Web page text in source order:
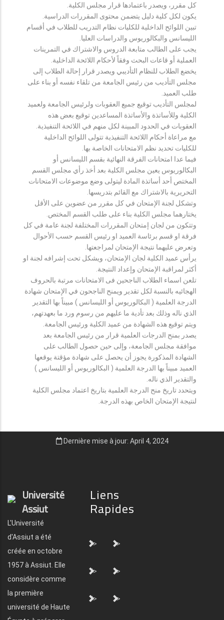
كل مقرر، ويصدر باعتمادها قرار مجلس الكلية.
يكون لكل كلية دليل يتضمن محتوى المقررات الدراسية.
تبين اللوائح الداخلية للكليات نظام التدريب للطلاب في أقسام
الليسانس والبكالوريوس والدراسات العليا.
يجب على الطالب متابعة الدروس والاشتراك في التمرينات
العملية أو قاعات البحث وفقاً لأحكام اللائحة الداخلية.
يخضع الطلاب للنظام التأديبي ويصدر قرار إحالة الطلاب إلى
مجلس التأديب من رئيس الجامعة من تلقاء نفسه أو بناء على
طلب العميد.
لمجلس التأديب توقيع جميع العقوبات ولرئيس الجامعة ولعميد
الكلية وللأساتذة والأساتذة المساعدين توقيع بعض هذه
العقوبات في الحدود المبينة لكل منهم في اللائحة التنفيذية.
مع مراعاة أحكام اللائحة التنفيذية تتولى اللوائح الداخلية
للكليات تحديد نظم الامتحانات الخاصة بها.
فيما عدا امتحانات الفرقة النهائية بقسم الليسانس أو
البكالوريوس يعين مجلس الكلية بعد أخذ رأي مجلس القسم
المختص أحد أساتذة المادة ليتولى وضع موضوعات الامتحانات
التحريرية بالاشتراك مع القائم بتدريسها.
وتشكل لجنة الإمتحان في كل مقرر من عضوين على الأقل
يختارهما مجلس الكلية بناء على طلب القسم المختص.
وتتكون من لجان إمتحان المقررات المختلفة لجنة عامة في كل
فرقة او قسم برئاسة العميد او رئيس القسم حسب الأحوال
وتعرض عليهما نتيجة الإمتحان لمراجعتها.
يرأس عميد الكلية لجان الإمتحان، ويشكل تحت إشرافه لجنة او
أكثر لمراقبة الإمتحان وإعداد النتيجة.
تلعن اسماء الطلاب الناجحين فى الامتحانات مرتبة بالحروف
الهجائيه بالنسبة لكل تقدير ويمنح الناجحون في الإمتحان شهادة
الدرجة العلمية ( البكالوريوس أو الليسانس ) مبيناً بها التقدير
الذي ناله وذلك بعد تأدية ما عليهم من رسوم ورد ما بعهدتهم،
ويتم توقيع هذه الشهادة من عميد الكلية ورئيس الجامعة.
يصدر بمنح الدرجات العلمية قرار من رئيس الجامعة بعد
موافقة مجلس الجامعة، وإلى حين حصول الطالب على
الشهادة المذكورة يجوز أن يحصل على شهادة مؤقتة يوقعها
العميد مبيناً بها الدرجة العلمية ( البكالوريوس أو الليسانس )
والتقدير الذي ناله.
ويتحدد تاريخ منح الدرجة العلمية بتاريخ اعتماد مجلس الكلية
لنتيجة الإمتحان الخاص بهذه الدرجة.
Dernière mise à jour: April 4, 2024
Université
Assiut
L'Université
d'Assiut a été
créée en octobre
1957 à Assiut. Elle
considère comme
la première
université de Haute
Liens
Rapides
"> ">
"> ">
"> ">